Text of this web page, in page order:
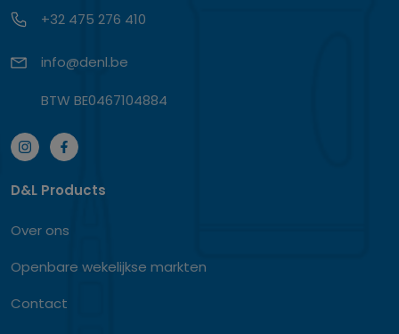
+32 475 276 410
info@denl.be
BTW BE0467104884
D&L Products
Over ons
Openbare wekelijkse markten
Contact